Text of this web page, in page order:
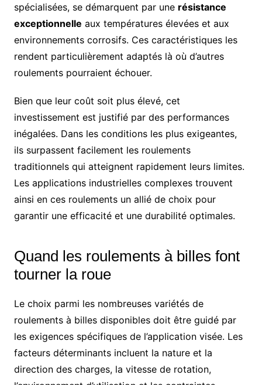
spécialisées, se démarquent par une résistance
exceptionnelle aux températures élevées et aux
environnements corrosifs. Ces caractéristiques les
rendent particulièrement adaptés là où d’autres
roulements pourraient échouer.
Bien que leur coût soit plus élevé, cet
investissement est justifié par des performances
inégalées. Dans les conditions les plus exigeantes,
ils surpassent facilement les roulements
traditionnels qui atteignent rapidement leurs limites.
Les applications industrielles complexes trouvent
ainsi en ces roulements un allié de choix pour
garantir une efficacité et une durabilité optimales.
Quand les roulements à billes font
tourner la roue
Le choix parmi les nombreuses variétés de
roulements à billes disponibles doit être guidé par
les exigences spécifiques de l’application visée. Les
facteurs déterminants incluent la nature et la
direction des charges, la vitesse de rotation,